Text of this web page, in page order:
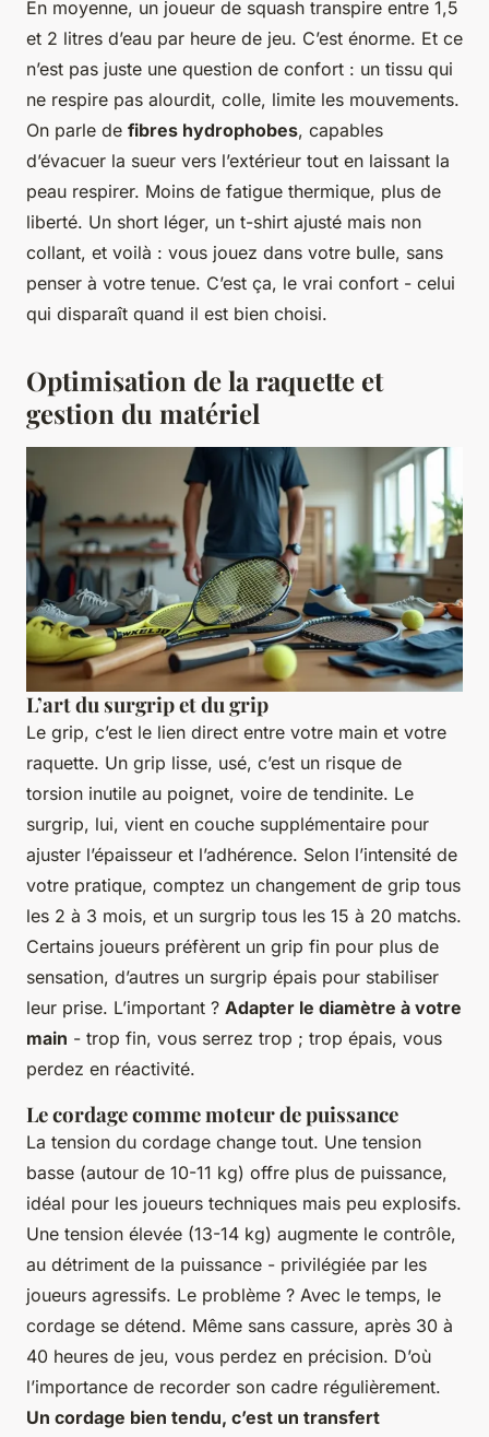
En moyenne, un joueur de squash transpire entre 1,5
et 2 litres d’eau par heure de jeu. C’est énorme. Et ce
n’est pas juste une question de confort : un tissu qui
ne respire pas alourdit, colle, limite les mouvements.
On parle de fibres hydrophobes, capables
d’évacuer la sueur vers l’extérieur tout en laissant la
peau respirer. Moins de fatigue thermique, plus de
liberté. Un short léger, un t-shirt ajusté mais non
collant, et voilà : vous jouez dans votre bulle, sans
penser à votre tenue. C’est ça, le vrai confort - celui
qui disparaît quand il est bien choisi.
Optimisation de la raquette et
gestion du matériel
L’art du surgrip et du grip
Le grip, c’est le lien direct entre votre main et votre
raquette. Un grip lisse, usé, c’est un risque de
torsion inutile au poignet, voire de tendinite. Le
surgrip, lui, vient en couche supplémentaire pour
ajuster l’épaisseur et l’adhérence. Selon l’intensité de
votre pratique, comptez un changement de grip tous
les 2 à 3 mois, et un surgrip tous les 15 à 20 matchs.
Certains joueurs préfèrent un grip fin pour plus de
sensation, d’autres un surgrip épais pour stabiliser
leur prise. L’important ? Adapter le diamètre à votre
main - trop fin, vous serrez trop ; trop épais, vous
perdez en réactivité.
Le cordage comme moteur de puissance
La tension du cordage change tout. Une tension
basse (autour de 10-11 kg) offre plus de puissance,
idéal pour les joueurs techniques mais peu explosifs.
Une tension élevée (13-14 kg) augmente le contrôle,
au détriment de la puissance - privilégiée par les
joueurs agressifs. Le problème ? Avec le temps, le
cordage se détend. Même sans cassure, après 30 à
40 heures de jeu, vous perdez en précision. D’où
l’importance de recorder son cadre régulièrement.
Un cordage bien tendu, c’est un transfert